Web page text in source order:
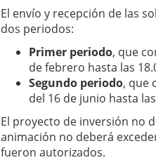
El envío y recepción de las
dos periodos:
Primer periodo, que
de febrero hasta las
Segundo periodo, que
del 16 de junio hasta
El proyecto de inversión no
animación no deberá
fueron autorizados.